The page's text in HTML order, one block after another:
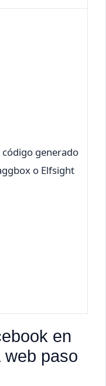
generado
o Elfsight
en
web paso